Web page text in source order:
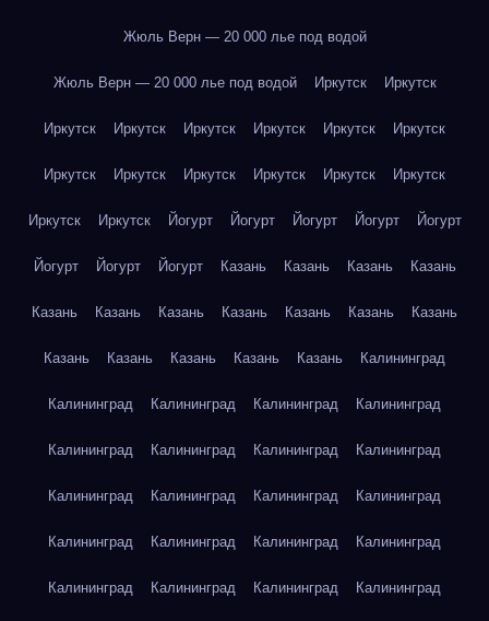
Жюль Верн — 20 000 лье под водой
Жюль Верн — 20 000 лье под водой Иркутск Иркутск
Иркутск Иркутск Иркутск Иркутск Иркутск Иркутск
Иркутск Иркутск Иркутск Иркутск Иркутск Иркутск
Иркутск Иркутск Йогурт Йогурт Йогурт Йогурт Йогурт
Йогурт Йогурт Йогурт Казань Казань Казань Казань
Казань Казань Казань Казань Казань Казань Казань
Казань Казань Казань Казань Казань Калининград
Калининград Калининград Калининград Калининград
Калининград Калининград Калининград Калининград
Калининград Калининград Калининград Калининград
Калининград Калининград Калининград Калининград
Калининград Калининград Калининград Калининград